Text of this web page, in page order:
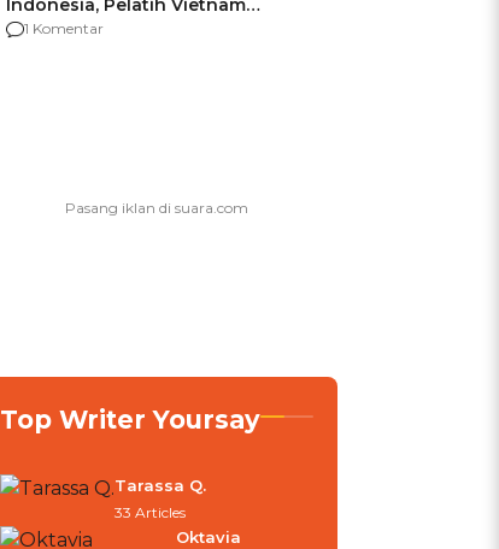
Indonesia, Pelatih Vietnam
Berencana Pakai Jimat di Pakansari
1 Komentar
Top Writer Yoursay
Tarassa Q.
33 Articles
Oktavia